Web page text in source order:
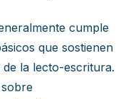
cumple
que sostienen
la lecto-escritura.